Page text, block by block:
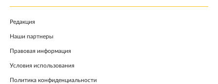
Редакция
Наши партнеры
Правовая информация
Условия использования
Политика конфиденциальности